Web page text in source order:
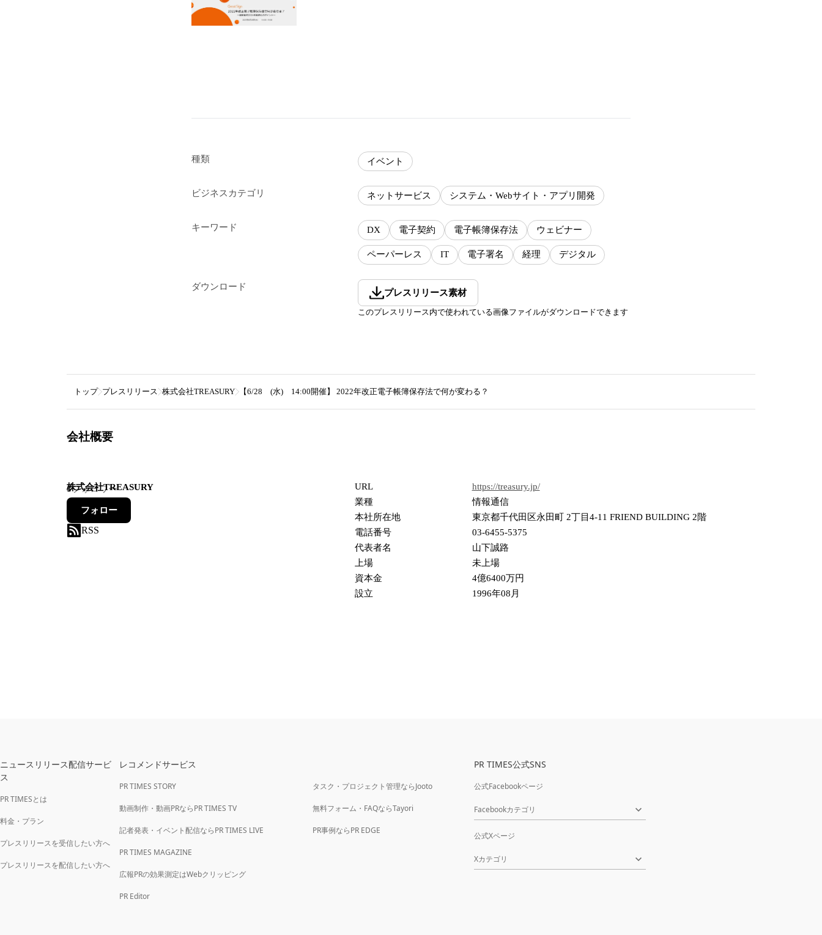
種類 イベント
ビジネスカテゴリ ネットサービス システム・Webサイト・アプリ開発
キーワード DX 電子契約 電子帳簿保存法 ウェビナー
ペーパーレス IT 電子署名 経理 デジタル
ダウンロード
プレスリリース素材
このプレスリリース内で使われている画像ファイルがダウンロードできます
トップ プレスリリース 株式会社TREASURY 【6/28 (水) 14:00開催】 2022年改正電子帳簿保存法で何が変わる？
会社概要
株式会社TREASURY
8フォロワー
フォロー
RSS
URL
https://treasury.jp/
業種
情報通信
本社所在地
東京都千代田区永田町 2丁目4-11 FRIEND BUILDING 2階
電話番号
03-6455-5375
代表者名
山下誠路
上場
未上場
資本金
4億6400万円
設立
1996年08月
ニュースリリース配信サービ
ス
PR TIMESとは
料金・プラン
プレスリリースを受信したい方へ
プレスリリースを配信したい方へ
レコメンドサービス
PR TIMES STORY
動画制作・動画PRならPR TIMES TV
記者発表・イベント配信ならPR TIMES LIVE
PR TIMES MAGAZINE
広報PRの効果測定はWebクリッピング
PR Editor
タスク・プロジェクト管理ならJooto
無料フォーム・FAQならTayori
PR事例ならPR EDGE
PR TIMES公式SNS
公式Facebookページ
Facebookカテゴリ
公式Xページ
Xカテゴリ